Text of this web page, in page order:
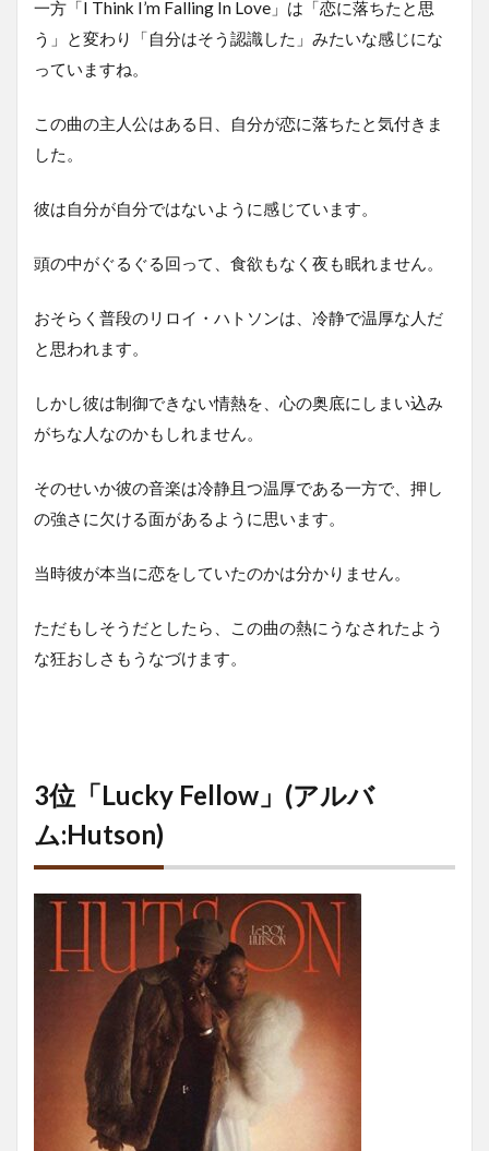
一方「I Think I’m Falling In Love」は「恋に落ちたと思
う」と変わり「自分はそう認識した」みたいな感じにな
っていますね。
この曲の主人公はある日、自分が恋に落ちたと気付きま
した。
彼は自分が自分ではないように感じています。
頭の中がぐるぐる回って、食欲もなく夜も眠れません。
おそらく普段のリロイ・ハトソンは、冷静で温厚な人だ
と思われます。
しかし彼は制御できない情熱を、心の奥底にしまい込み
がちな人なのかもしれません。
そのせいか彼の音楽は冷静且つ温厚である一方で、押し
の強さに欠ける面があるように思います。
当時彼が本当に恋をしていたのかは分かりません。
ただもしそうだとしたら、この曲の熱にうなされたよう
な狂おしさもうなづけます。
3位「Lucky Fellow」(アルバ
ム:Hutson)